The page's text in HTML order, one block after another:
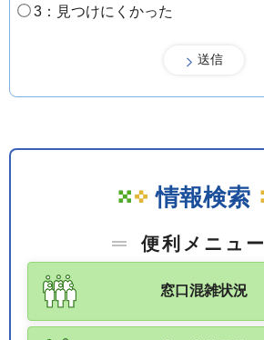
3：見つけにくかった
情報検索
便利メニュー
窓口混雑状況